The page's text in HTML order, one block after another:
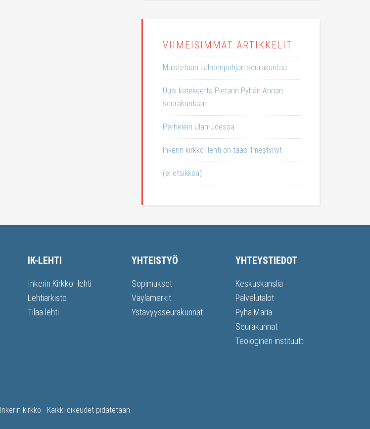
VIIMEISIMMÄT ARTIKKELIT
Muistetaan Lahdenpohjan seurakuntaa
Uusi katekeetta Pietarin Pyhän Annan
seurakuntaan
Perheleiri Ulan-Udessa
Inkerin kirkko -lehti on taas ilmestynyt
(ei otsikkoa)
IK-LEHTI
Inkerin Kirkko -lehti
Lehtiarkisto
Tilaa lehti
YHTEISTYÖ
Sopimukset
Väylämerkit
Ystävyysseurakunnat
YHTEYSTIEDOT
Keskuskanslia
Palvelutalot
Pyhä Maria
Seurakunnat
Teologinen instituutti
Inkerin kirkko · Kaikki oikeudet pidätetään ·